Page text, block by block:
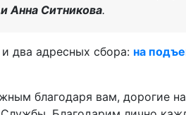
Анна Ситникова.
два адресных сбора: на
благодаря вам, дорогие